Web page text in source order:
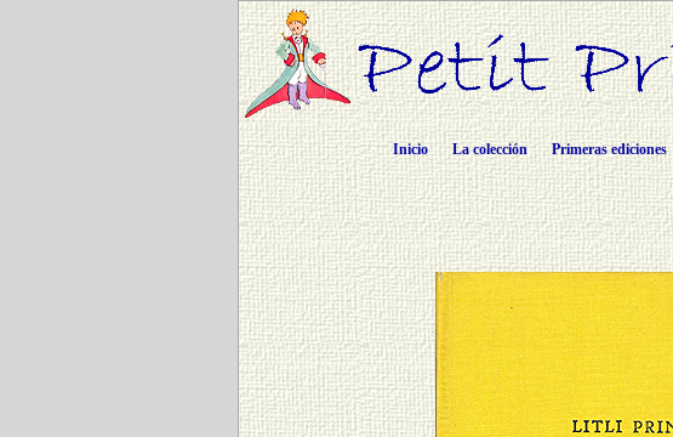
Inicio La colección Primeras ediciones